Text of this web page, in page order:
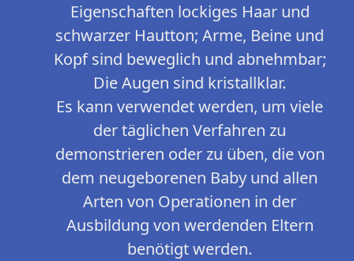
Eigenschaften lockiges Haar und
schwarzer Hautton; Arme, Beine und
Kopf sind beweglich und abnehmbar;
Die Augen sind kristallklar.
Es kann verwendet werden, um viele
der täglichen Verfahren zu
demonstrieren oder zu üben, die von
dem neugeborenen Baby und allen
Arten von Operationen in der
Ausbildung von werdenden Eltern
benötigt werden.